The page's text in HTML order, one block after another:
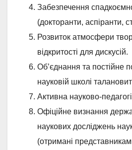
Забезпечення
(докторанти, аспіранти,
Розвиток атмосфери
відкритості для дискусій.
Об’єднання та постійне
науковій школі
Активна науково-
Офіційне визнання
наукових досліджень
(отримані